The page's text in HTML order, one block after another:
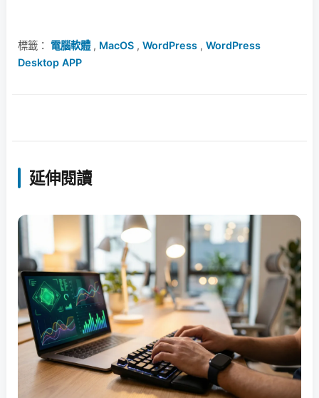
標籤： 電腦軟體, MacOS , WordPress , WordPress
Desktop APP
延伸閱讀